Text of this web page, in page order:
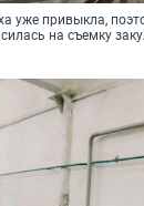
уже привыкла,
на съемку